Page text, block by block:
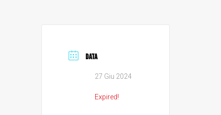
DATA
27 Giu 2024
Expired!